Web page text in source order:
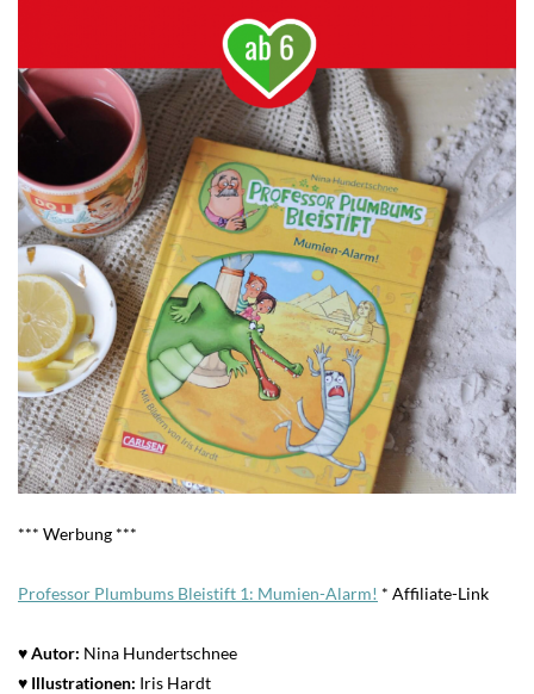
*** Werbung ***
Professor Plumbums Bleistift 1: Mumien-Alarm! * Affiliate-Link
♥ Autor: Nina Hundertschnee
♥ Illustrationen: Iris Hardt